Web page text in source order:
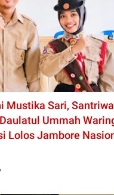
Mustika Sari,
Ummah
Lolos Jambore